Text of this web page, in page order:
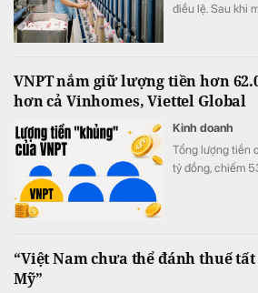
điều lệ. Sau khi
VNPT nắm giữ lượng tiền hơn
hơn cả Vinhomes, Viettel Global
Kinh doanh
Tổng lượng tiền
tỷ đồng, chiếm
“Việt Nam chưa thể đánh thuế
Mỹ”